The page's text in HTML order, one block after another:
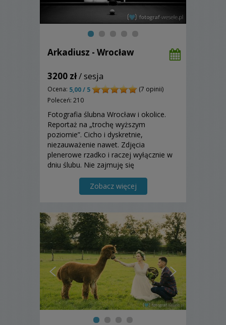
Arkadiusz - Wrocław
3200 zł/ sesja
Ocena: 5,00 / 5
(7 opinii)
Poleceń: 210
Fotografia ślubna Wrocław i okolice.
Reportaż na „trochę wyższym
poziomie”. Cicho i dyskretnie,
niezauważenie nawet. Zdjęcia
plenerowe rzadko i raczej wyłącznie w
dniu ślubu. Nie zajmuję się
Zobacz więcej